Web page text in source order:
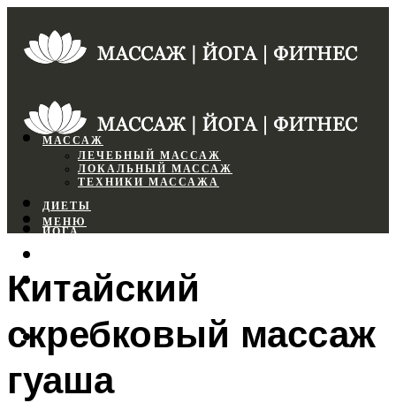
МАССАЖ
ЛЕЧЕБНЫЙ МАССАЖ
ЛОКАЛЬНЫЙ МАССАЖ
ТЕХНИКИ МАССАЖА
ДИЕТЫ
ЙОГА
ФИТНЕС
МЕНЮ
МЕНЮ
Китайский
скребковый массаж
гуаша